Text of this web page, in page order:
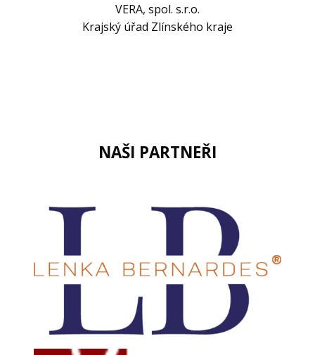
VERA, spol. s.r.o.
Krajský úřad Zlínského kraje
NAŠI PARTNEŘI